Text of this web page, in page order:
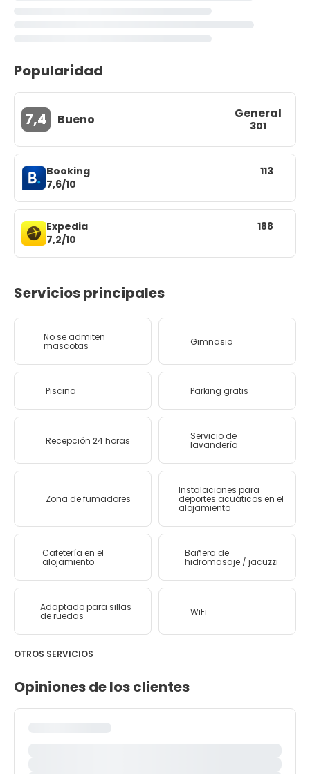
Popularidad
7,4 Bueno General
301
Booking
7,6/10
113
Expedia
7,2/10
188
Servicios principales
No se admiten
mascotas Gimnasio
Piscina Parking gratis
Recepción 24 horas Servicio de
lavandería
Zona de fumadores
Instalaciones para
deportes acuáticos en el
alojamiento
Cafetería en el
alojamiento
Bañera de
hidromasaje / jacuzzi
Adaptado para sillas
de ruedas WiFi
OTROS SERVICIOS
Opiniones de los clientes